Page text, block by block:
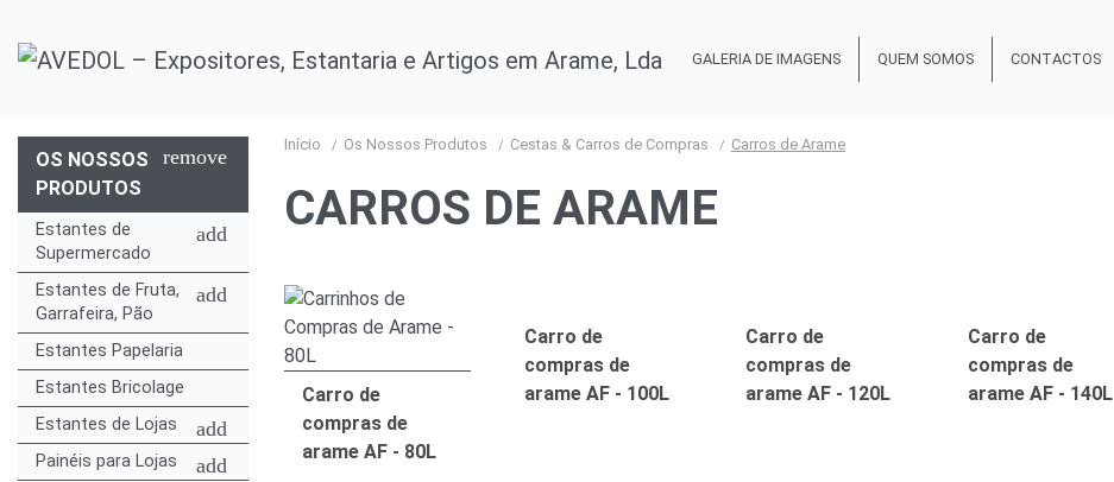
GALERIA DE IMAGENS QUEM SOMOS CONTACTOS
OS NOSSOS
PRODUTOS
remove
Estantes de
Supermercado
add
Estantes de Fruta,
Garrafeira, Pão
add
Estantes Papelaria
Estantes Bricolage
Estantes de Lojas
add
Painéis para Lojas add
Início Os Nossos Produtos Cestas & Carros de Compras Carros de Arame
CARROS DE ARAME
Carro de
compras de
arame AF - 80L
Carro de
compras de
arame AF - 100L
Carro de
compras de
arame AF - 120L
Carro de
compras de
arame AF - 140L